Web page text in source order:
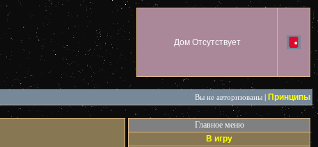
Дом Отсутствует
Вы не авторизованы | Принципы
Главное меню
В игру